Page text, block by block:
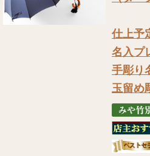
仕上予
名入プ
手彫り
玉留め